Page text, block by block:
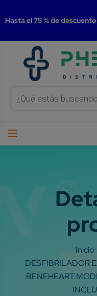
Hasta el 75 % de
search
DESFIBRILADOR
BENEHEART